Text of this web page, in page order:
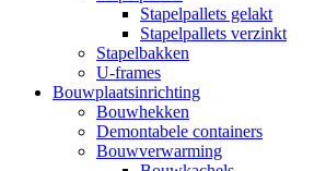
Stapelpallets gelakt
Stapelpallets verzinkt
Stapelbakken
U-frames
Bouwplaatsinrichting
Bouwhekken
Demontabele containers
Bouwverwarming